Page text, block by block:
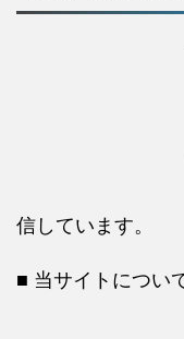
信しています。
■ 当サイトについ